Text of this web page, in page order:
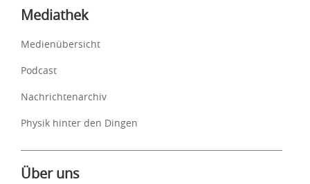
Mediathek
Medienübersicht
Podcast
Nachrichtenarchiv
Physik hinter den Dingen
Über uns